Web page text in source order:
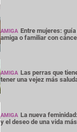
AMIGA Entre mujeres:
amiga o familiar con
AMIGA Las perras que
tener una vejez más
AMIGA La nueva
y el deseo de una vida